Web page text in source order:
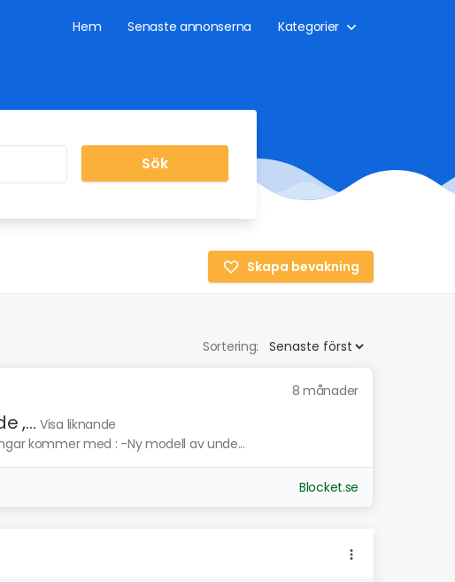
Hem Senaste annonserna Kategorier
Sök
Skapa bevakning
Sortering:
8 månader
,... Visa liknande
kommer med : -Ny modell av unde...
Blocket.se